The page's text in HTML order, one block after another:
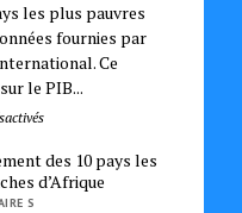
les plus pauvres
fournies par
Ce
le PIB...
des 10 pays les
d’Afrique
S